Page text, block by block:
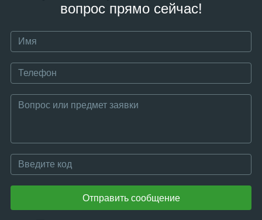
вопрос прямо сейчас!
Отправить сообщение